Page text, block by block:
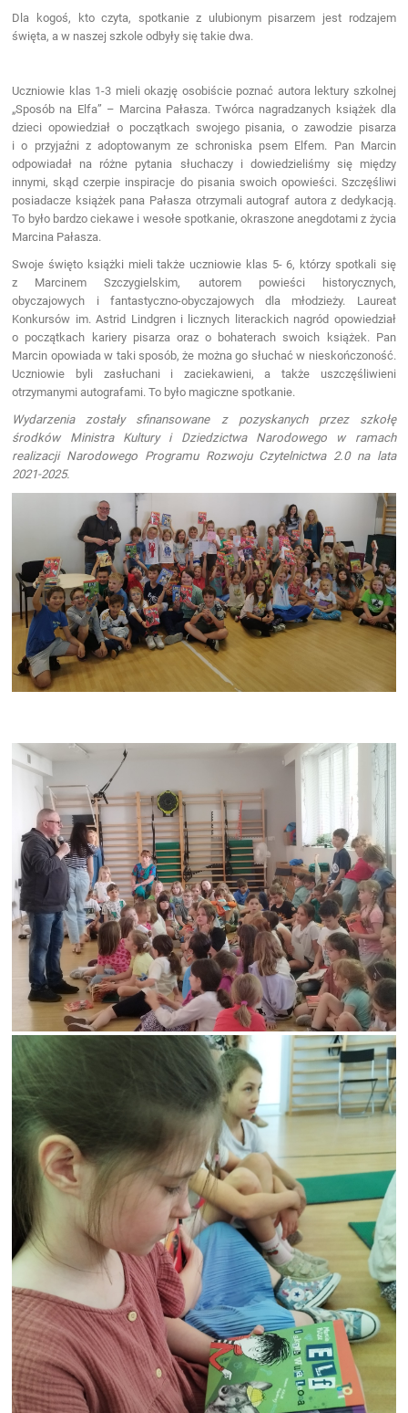
Dla kogoś, kto czyta, spotkanie z ulubionym pisarzem jest rodzajem
święta, a w naszej szkole odbyły się takie dwa.
Uczniowie klas 1-3 mieli okazję osobiście poznać autora lektury szkolnej
„Sposób na Elfa” – Marcina Pałasza. Twórca nagradzanych książek dla
dzieci opowiedział o początkach swojego pisania, o zawodzie pisarza
i o przyjaźni z adoptowanym ze schroniska psem Elfem. Pan Marcin
odpowiadał na różne pytania słuchaczy i dowiedzieliśmy się między
innymi, skąd czerpie inspiracje do pisania swoich opowieści. Szczęśliwi
posiadacze książek pana Pałasza otrzymali autograf autora z dedykacją.
To było bardzo ciekawe i wesołe spotkanie, okraszone anegdotami z życia
Marcina Pałasza.
Swoje święto książki mieli także uczniowie klas 5- 6, którzy spotkali się
z Marcinem Szczygielskim, autorem powieści historycznych,
obyczajowych i fantastyczno-obyczajowych dla młodzieży. Laureat
Konkursów im. Astrid Lindgren i licznych literackich nagród opowiedział
o początkach kariery pisarza oraz o bohaterach swoich książek. Pan
Marcin opowiada w taki sposób, że można go słuchać w nieskończoność.
Uczniowie byli zasłuchani i zaciekawieni, a także uszczęśliwieni
otrzymanymi autografami. To było magiczne spotkanie.
Wydarzenia zostały sfinansowane z pozyskanych przez szkołę
środków Ministra Kultury i Dziedzictwa Narodowego w ramach
realizacji Narodowego Programu Rozwoju Czytelnictwa 2.0 na lata
2021-2025.